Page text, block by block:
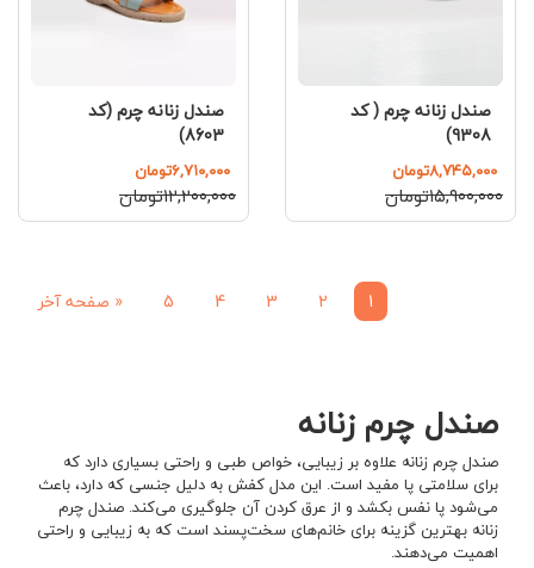
صندل زنانه چرم ( کد
9308)
۸,۷۴۵,۰۰۰تومان
۱۵,۹۰۰,۰۰۰تومان
صندل زنانه چرم (کد
8603)
۶,۷۱۰,۰۰۰تومان
۱۲,۲۰۰,۰۰۰تومان
1
2
3
4
5
« صفحه آخر
صندل چرم زنانه
صندل چرم زنانه علاوه بر زیبایی، خواص طبی و راحتی بسیاری دارد که
برای سلامتی پا مفید است. این مدل کفش به دلیل جنسی که دارد، باعث
می‌شود پا نفس بکشد و از عرق کردن آن جلوگیری می‌‎کند. صندل چرم
زنانه بهترین گزینه برای خانم‌های سخت‌پسند است که به زیبایی و راحتی
اهمیت می‌دهند.